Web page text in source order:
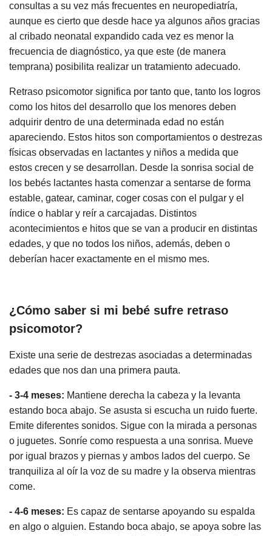
consultas a su vez más frecuentes en neuropediatría,
aunque es cierto que desde hace ya algunos años gracias
al cribado neonatal expandido cada vez es menor la
frecuencia de diagnóstico, ya que este (de manera
temprana) posibilita realizar un tratamiento adecuado.
Retraso psicomotor significa por tanto que, tanto los logros
como los hitos del desarrollo que los menores deben
adquirir dentro de una determinada edad no están
apareciendo. Estos hitos son comportamientos o destrezas
físicas observadas en lactantes y niños a medida que
estos crecen y se desarrollan. Desde la sonrisa social de
los bebés lactantes hasta comenzar a sentarse de forma
estable, gatear, caminar, coger cosas con el pulgar y el
índice o hablar y reír a carcajadas. Distintos
acontecimientos e hitos que se van a producir en distintas
edades, y que no todos los niños, además, deben o
deberían hacer exactamente en el mismo mes.
¿Cómo saber si mi bebé sufre retraso
psicomotor?
Existe una serie de destrezas asociadas a determinadas
edades que nos dan una primera pauta.
- 3-4 meses: Mantiene derecha la cabeza y la levanta
estando boca abajo. Se asusta si escucha un ruido fuerte.
Emite diferentes sonidos. Sigue con la mirada a personas
o juguetes. Sonríe como respuesta a una sonrisa. Mueve
por igual brazos y piernas y ambos lados del cuerpo. Se
tranquiliza al oír la voz de su madre y la observa mientras
come.
- 4-6 meses: Es capaz de sentarse apoyando su espalda
en algo o alguien. Estando boca abajo, se apoya sobre las